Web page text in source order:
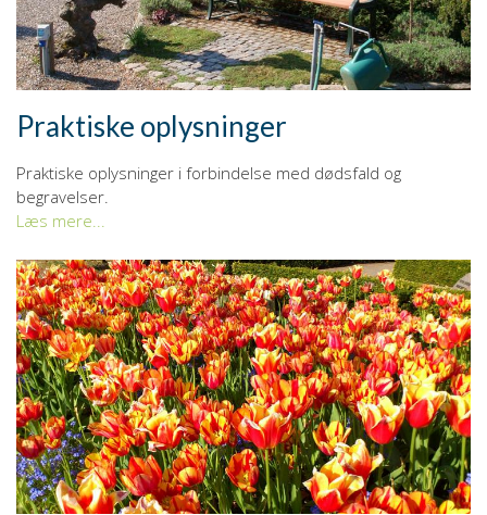
Praktiske oplysninger
Praktiske oplysninger i forbindelse med dødsfald og
begravelser.
Læs mere...